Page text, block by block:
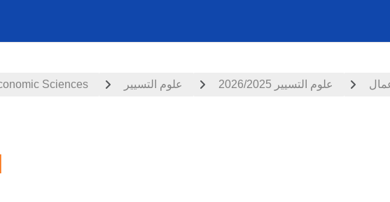
Sciences علوم التسيير علوم التسيير 2026/2025